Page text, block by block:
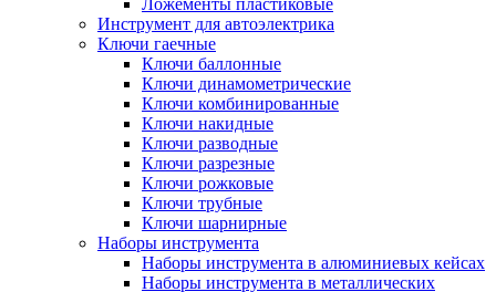
Ложементы пластиковые
Инструмент для автоэлектрика
Ключи гаечные
Ключи баллонные
Ключи динамометрические
Ключи комбинированные
Ключи накидные
Ключи разводные
Ключи разрезные
Ключи рожковые
Ключи трубные
Ключи шарнирные
Наборы инструмента
Наборы инструмента в алюминиевых кейсах
Наборы инструмента в металлических